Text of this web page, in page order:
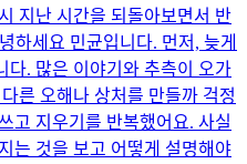
지난 시간을 되돌아보면서 반
하세요 민균입니다. 먼저, 늦게
다. 많은 이야기와 추측이 오가
른 오해나 상처를 만들까 걱정
고 지우기를 반복했어요. 사실
는 것을 보고 어떻게 설명해야